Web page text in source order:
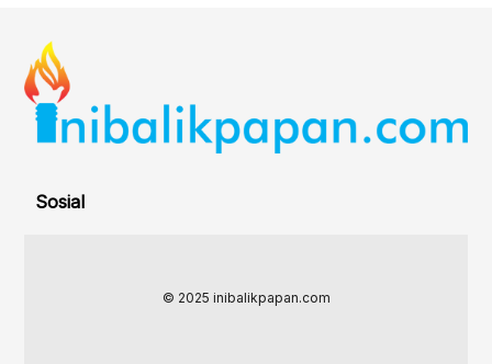
Sosial
© 2025 inibalikpapan.com